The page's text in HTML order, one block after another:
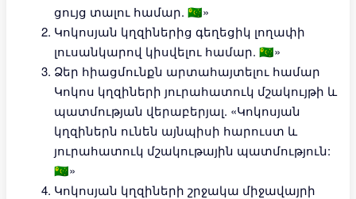
ցույց տալու համար. 🇨🇨»
Կոկոսյան կղզիներից գեղեցիկ լողափի
լուսանկարով կիսվելու համար. 🇨🇨»
Ձեր հիացմունքն արտահայտելու համար
Կոկոս կղզիների յուրահատուկ մշակույթի և
պատմության վերաբերյալ. «Կոկոսյան
կղզիներն ունեն այնպիսի հարուստ և
յուրահատուկ մշակութային պատմություն:
🇨🇨»
Կոկոսյան կղզիների շրջակա միջավայրի